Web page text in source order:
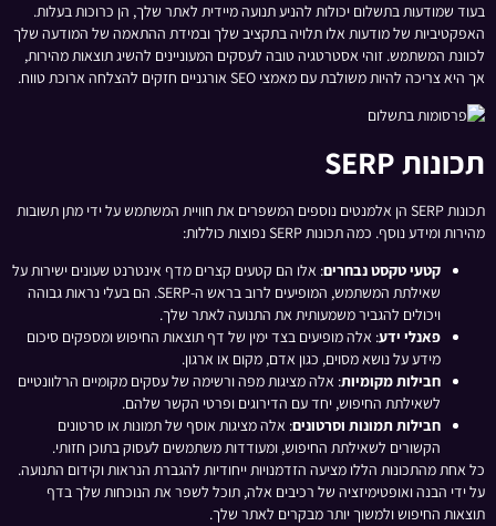
בעוד שמודעות בתשלום יכולות להניע תנועה מיידית לאתר שלך, הן כרוכות בעלות.
האפקטיביות של מודעות אלו תלויה בתקציב שלך ובמידת ההתאמה של המודעה שלך
לכוונת המשתמש. זוהי אסטרטגיה טובה לעסקים המעוניינים להשיג תוצאות מהירות,
אך היא צריכה להיות משולבת עם מאמצי SEO אורגניים חזקים להצלחה ארוכת טווח.
תכונות SERP
תכונות SERP הן אלמנטים נוספים המשפרים את חוויית המשתמש על ידי מתן תשובות
מהירות ומידע נוסף. כמה תכונות SERP נפוצות כוללות:
קטעי טקסט נבחרים: אלו הם קטעים קצרים מדף אינטרנט שעונים ישירות על
שאילתת המשתמש, המופיעים לרוב בראש ה-SERP. הם בעלי נראות גבוהה
ויכולים להגביר משמעותית את התנועה לאתר שלך.
פאנלי ידע: אלה מופיעים בצד ימין של דף תוצאות החיפוש ומספקים סיכום
מידע על נושא מסוים, כגון אדם, מקום או ארגון.
חבילות מקומיות: אלה מציגות מפה ורשימה של עסקים מקומיים הרלוונטיים
לשאילתת החיפוש, יחד עם הדירוגים ופרטי הקשר שלהם.
חבילות תמונות וסרטונים: אלה מציגות אוסף של תמונות או סרטונים
הקשורים לשאילתת החיפוש, ומעודדות משתמשים לעסוק בתוכן חזותי.
כל אחת מהתכונות הללו מציעה הזדמנויות ייחודיות להגברת הנראות וקידום התנועה.
על ידי הבנה ואופטימיזציה של רכיבים אלה, תוכל לשפר את הנוכחות שלך בדף
תוצאות החיפוש ולמשוך יותר מבקרים לאתר שלך.